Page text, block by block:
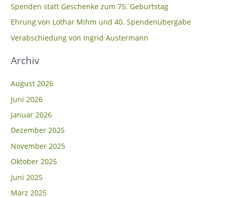
n
a
c
:
Spenden statt Geschenke zum 75. Geburtstag
Ehrung von Lothar Mihm und 40. Spendenübergabe
Verabschiedung von Ingrid Austermann
Archiv
August 2026
Juni 2026
Januar 2026
Dezember 2025
November 2025
Oktober 2025
Juni 2025
März 2025